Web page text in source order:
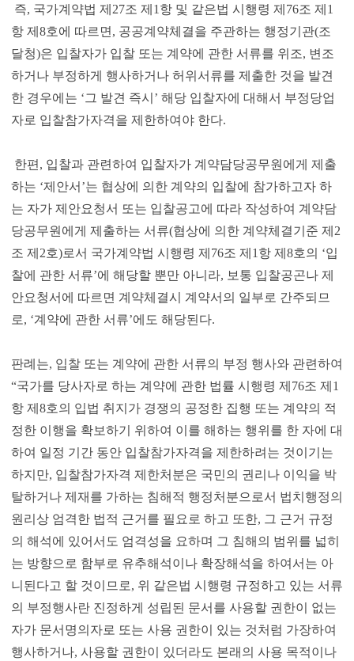
즉, 국가계약법 제27조 제1항 및 같은법 시행령 제76조 제1
항 제8호에 따르면, 공공계약체결을 주관하는 행정기관(조
달청)은 입찰자가 입찰 또는 계약에 관한 서류를 위조, 변조
하거나 부정하게 행사하거나 허위서류를 제출한 것을 발견
한 경우에는 ‘그 발견 즉시’ 해당 입찰자에 대해서 부정당업
자로 입찰참가자격을 제한하여야 한다.
한편, 입찰과 관련하여 입찰자가 계약담당공무원에게 제출
하는 ‘제안서’는 협상에 의한 계약의 입찰에 참가하고자 하
는 자가 제안요청서 또는 입찰공고에 따라 작성하여 계약담
당공무원에게 제출하는 서류(협상에 의한 계약체결기준 제2
조 제2호)로서 국가계약법 시행령 제76조 제1항 제8호의 ‘입
찰에 관한 서류’에 해당할 뿐만 아니라, 보통 입찰공곤나 제
안요청서에 따르면 계약체결시 계약서의 일부로 간주되므
로, ‘계약에 관한 서류’에도 해당된다.
판례는, 입찰 또는 계약에 관한 서류의 부정 행사와 관련하여
“국가를 당사자로 하는 계약에 관한 법률 시행령 제76조 제1
항 제8호의 입법 취지가 경쟁의 공정한 집행 또는 계약의 적
정한 이행을 확보하기 위하여 이를 해하는 행위를 한 자에 대
하여 일정 기간 동안 입찰참가자격을 제한하려는 것이기는
하지만, 입찰참가자격 제한처분은 국민의 권리나 이익을 박
탈하거나 제재를 가하는 침해적 행정처분으로서 법치행정의
원리상 엄격한 법적 근거를 필요로 하고 또한, 그 근거 규정
의 해석에 있어서도 엄격성을 요하며 그 침해의 범위를 넓히
는 방향으로 함부로 유추해석이나 확장해석을 하여서는 아
니된다고 할 것이므로, 위 같은법 시행령 규정하고 있는 서류
의 부정행사란 진정하게 성립된 문서를 사용할 권한이 없는
자가 문서명의자로 또는 사용 권한이 있는 것처럼 가장하여
행사하거나, 사용할 권한이 있더라도 본래의 사용 목적이나